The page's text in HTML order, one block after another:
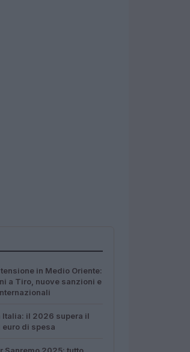
in Medio Oriente:
a Tiro, nuove sanzioni e
Italia: il 2026 supera il
di spesa